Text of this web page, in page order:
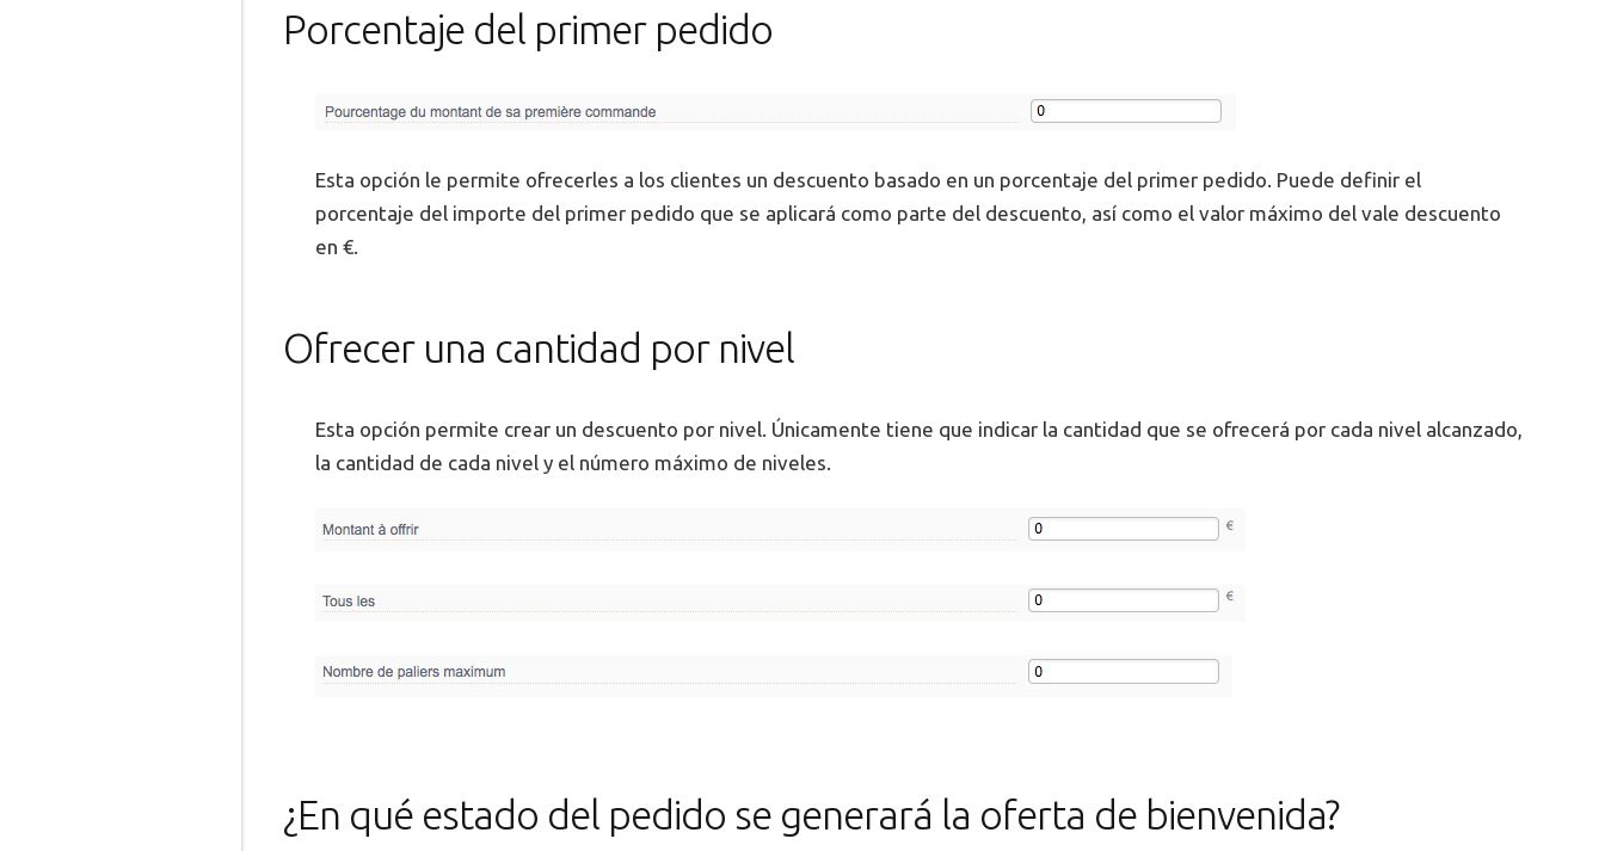
Porcentaje del primer pedido
Esta opción le permite ofrecerles a los clientes un descuento basado en un porcentaje del primer pedido. Puede definir el
porcentaje del importe del primer pedido que se aplicará como parte del descuento, así como el valor máximo del vale descuento
en €.
Ofrecer una cantidad por nivel
Esta opción permite crear un descuento por nivel. Únicamente tiene que indicar la cantidad que se ofrecerá por cada nivel alcanzado,
la cantidad de cada nivel y el número máximo de niveles.
¿En qué estado del pedido se generará la oferta de bienvenida?